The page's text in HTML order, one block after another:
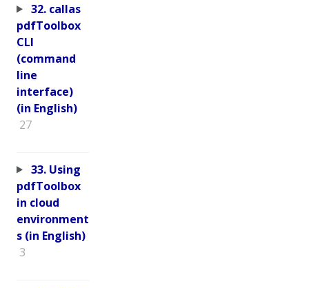
32. callas
pdfToolbox
CLI
(command
line
interface)
(in English)
27
33. Using
pdfToolbox
in cloud
environment
s (in English)
3